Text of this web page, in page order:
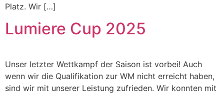
Platz. Wir […]
Lumiere Cup 2025
Unser letzter Wettkampf der Saison ist vorbei! Auch
wenn wir die Qualifikation zur WM nicht erreicht haben,
sind wir mit unserer Leistung zufrieden. Wir konnten mit